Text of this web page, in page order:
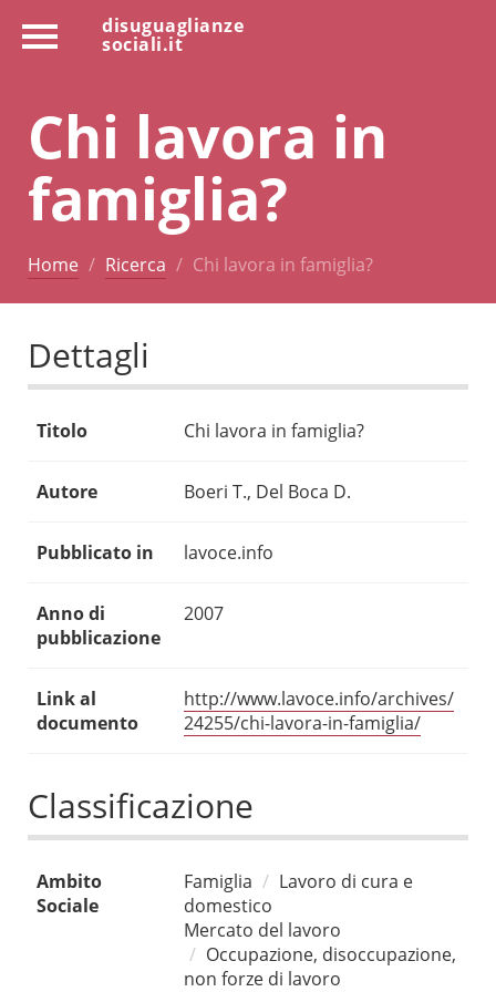
disuguaglianze
sociali.it
Chi lavora in
famiglia?
Home Ricerca Chi lavora in famiglia?
Dettagli
Titolo Chi lavora in famiglia?
Autore Boeri T., Del Boca D.
Pubblicato in lavoce.info
Anno di
pubblicazione
2007
Link al
documento
http://www.lavoce.info/archives/
24255/chi-lavora-in-famiglia/
Classificazione
Ambito
Sociale
Famiglia
Lavoro di cura e
domestico
Mercato del lavoro
Occupazione, disoccupazione,
non forze di lavoro